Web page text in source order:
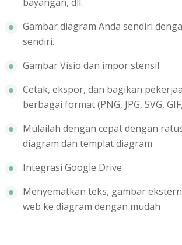
Gambar diagram Anda sendiri
sendiri.
Gambar Visio dan impor stensil
Cetak, ekspor, dan bagikan
berbagai format (PNG, JPG, SVG,
Mulailah dengan cepat dengan
diagram dan templat diagram
Integrasi Google Drive
Menyematkan teks, gambar
web ke diagram dengan mudah